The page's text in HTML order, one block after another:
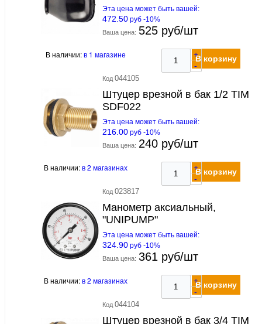
Эта цена может быть вашей:
472.50 руб -10%
Ваша цена: 525 руб/шт
В наличии:в 1 магазине
+
-
В корзину
Код 044105
Штуцер врезной в бак 1/2 TIM
SDF022
Эта цена может быть вашей:
216.00 руб -10%
Ваша цена: 240 руб/шт
В наличии:в 2 магазинах
+
-
В корзину
Код 023817
Манометр аксиальный,
"UNIPUMP"
Эта цена может быть вашей:
324.90 руб -10%
Ваша цена: 361 руб/шт
В наличии:в 2 магазинах
+
-
В корзину
Код 044104
Штуцер врезной в бак 3/4 TIM